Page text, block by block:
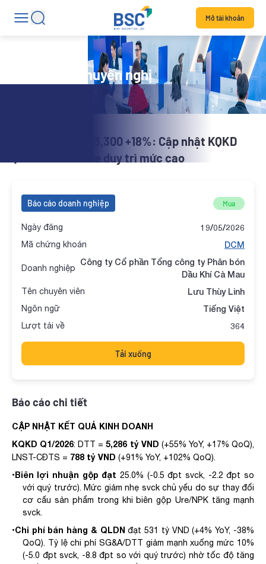
Mở tài khoản
Danh mục khuyến nghị
X-Stock | DCM 53,300 +18%: Cập nhật KQKD
Q1/2026 - Giá ure duy trì mức cao
Báo cáo doanh nghiệp Mua
Ngày đăng 19/05/2026
Mã chứng khoán DCM
Doanh nghiệp
Công ty Cổ phần Tổng công ty Phân bón
Dầu Khí Cà Mau
Tên chuyên viên Lưu Thùy Linh
Ngôn ngữ Tiếng Việt
Lượt tải về 364
Tải xuống
Báo cáo chi tiết
CẬP NHẬT KẾT QUẢ KINH DOANH
KQKD Q1/2026: DTT =5,286 tỷ VND (+55% YoY, +17% QoQ),
LNST-CĐTS = 788 tỷ VND (+91% YoY, +102% QoQ).
•Biên lợi nhuận gộp đạt 25.0% (-0.5 đpt svck, -2.2 đpt so
với quý trước). Mức giảm nhẹ svck chủ yếu do sự thay đổi
cơ cấu sản phẩm trong khi biên gộp Ure/NPK tăng mạnh
svck.
•Chi phí bán hàng & QLDN đạt531 tỷ VND (+4% YoY, -38%
QoQ). Tỷ lệ chi phí SG&A/DTT giảm mạnh xuống mức 10%
(-5.0 đpt svck, -8.8 đpt so với quý trước) nhờ tốc độ tăng